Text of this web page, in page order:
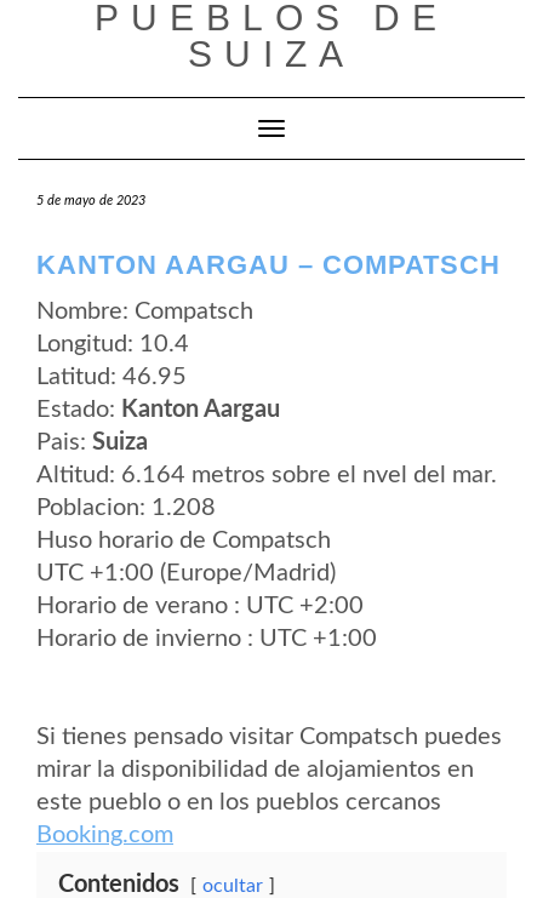
PUEBLOS DE
SUIZA
Cambiar modo de navegación
5 de mayo de 2023
KANTON AARGAU – COMPATSCH
Nombre: Compatsch
Longitud: 10.4
Latitud: 46.95
Estado: Kanton Aargau
Pais: Suiza
Altitud: 6.164 metros sobre el nvel del mar.
Poblacion: 1.208
Huso horario de Compatsch
UTC +1:00 (Europe/Madrid)
Horario de verano : UTC +2:00
Horario de invierno : UTC +1:00
Si tienes pensado visitar Compatsch puedes
mirar la disponibilidad de alojamientos en
este pueblo o en los pueblos cercanos
Booking.com
Contenidos ocultar